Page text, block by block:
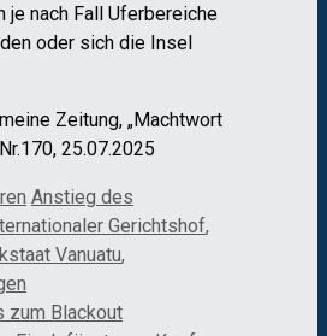
je nach Fall Uferbereiche
oder sich die Insel
Zeitung, „Machtwort
25.07.2025
Schlagwörter
Anstieg des
Gerichtshof,
Vanuatu,
zum Blackout